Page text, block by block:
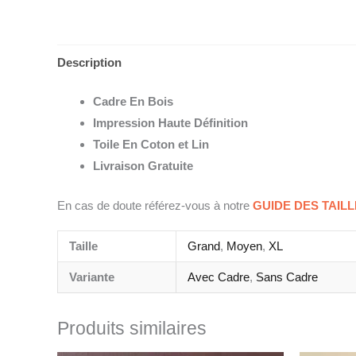
Description
Cadre En Bois
Impression Haute Définition
Toile En Coton et Lin
Livraison Gratuite
En cas de doute référez-vous à notre GUIDE DES
Taille Grand, Moyen, XL
Variante Avec Cadre, Sans Cadre
Produits similaires